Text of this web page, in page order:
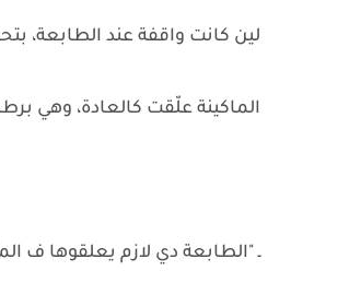
لين كانت واقفة عند الطابعة،
الماكينة علّقت كالعادة، وهي
ـ "الطابعة دي لازم يعلقوها ف